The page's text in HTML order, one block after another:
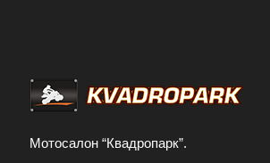
Мотосалон “Квадропарк”.